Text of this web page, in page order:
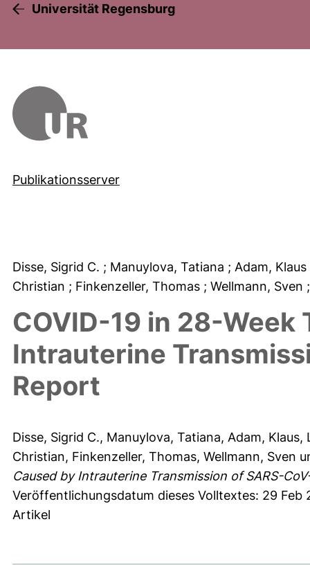
Universität Regensburg
Publikationsserver
Disse, Sigrid C. ; Manuylova, Tatiana ; Adam, Klaus
Christian ; Finkenzeller, Thomas ; Wellmann, Sven
COVID-19 in 28-Week
Intrauterine
Report
Disse, Sigrid C., Manuylova, Tatiana, Adam, Klaus,
Christian, Finkenzeller, Thomas, Wellmann, Sven
Caused by Intrauterine Transmission of SARS-
Veröffentlichungsdatum dieses Volltextes: 29 Feb
Artikel